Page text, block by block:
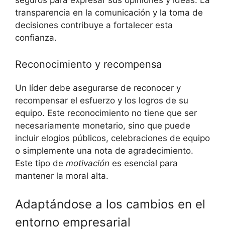
transparencia en la comunicación y la toma de
decisiones contribuye a fortalecer esta
confianza.
Reconocimiento y recompensa
Un líder debe asegurarse de reconocer y
recompensar el esfuerzo y los logros de su
equipo. Este reconocimiento no tiene que ser
necesariamente monetario, sino que puede
incluir elogios públicos, celebraciones de equipo
o simplemente una nota de agradecimiento.
Este tipo de motivación es esencial para
mantener la moral alta.
Adaptándose a los cambios en el
entorno empresarial